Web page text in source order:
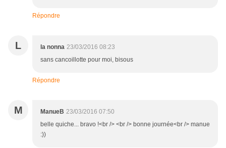
Répondre
L la nonna 23/03/2016 08:23
sans cancoillotte pour moi, bisous
Répondre
M ManueB 23/03/2016 07:50
belle quiche... bravo !<br /> <br /> bonne journée<br /> manue
:))